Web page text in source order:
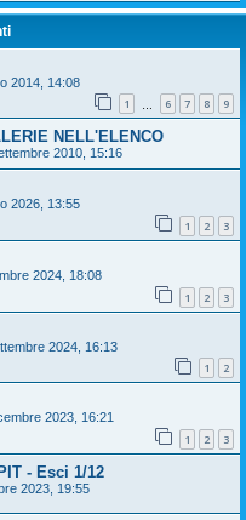
2014, 14:08
1 6 7 8 9
NELL'ELENCO
2010, 15:16
2026, 13:55
1 2 3
2024, 18:08
1 2 3
2024, 16:13
1 2
2023, 16:21
1 2 3
- Esci 1/12
2023, 19:55